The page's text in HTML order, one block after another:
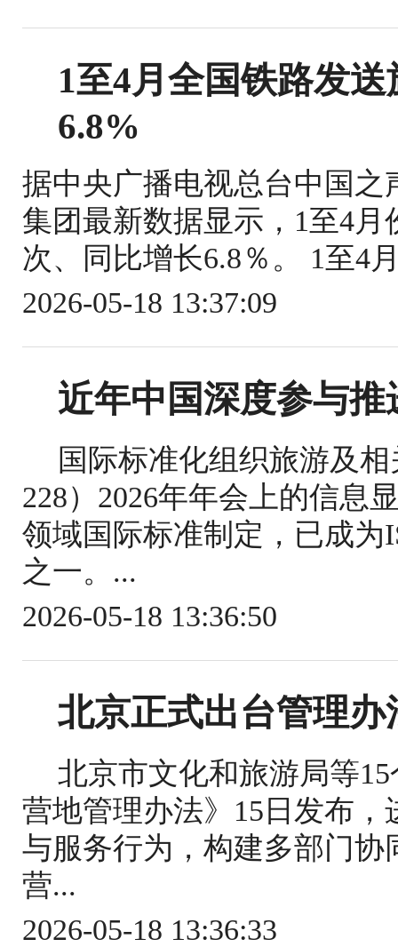
1至4月全国铁路发
6.8%
据中央广播电视总台中国
集团最新数据显示，1至4月
次、同比增长6.8％。 1至4
2026-05-18 13:37:09
近年中国深度参与
国际标准化组织旅游及
228）2026年年会上的信息
领域国际标准制定，已成为
之一。...
2026-05-18 13:36:50
北京正式出台管理
北京市文化和旅游局等
营地管理办法》15日发布
与服务行为，构建多部门
营...
2026-05-18 13:36:33